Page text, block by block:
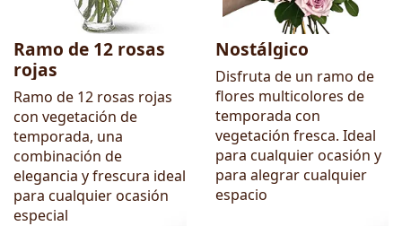
Ramo de 12 rosas
rojas
Ramo de 12 rosas rojas
con vegetación de
temporada, una
combinación de
elegancia y frescura ideal
para cualquier ocasión
especial
Nostálgico
Disfruta de un ramo de
flores multicolores de
temporada con
vegetación fresca. Ideal
para cualquier ocasión y
para alegrar cualquier
espacio